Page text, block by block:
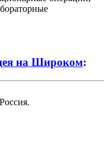
на Широком:
.